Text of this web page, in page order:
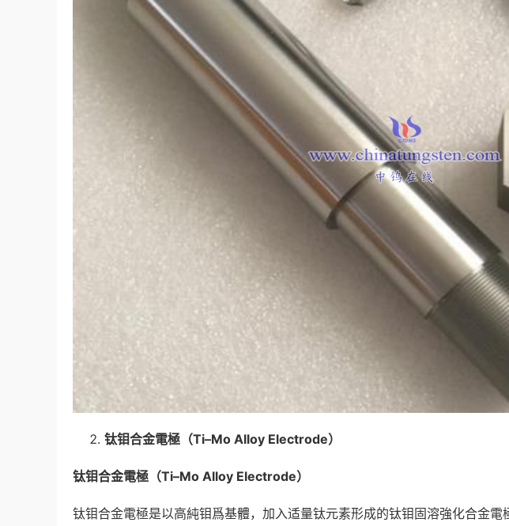
钛钼合金電極（Ti–Mo Alloy Electrode）
钛钼合金電極（Ti–Mo Alloy Electrode）
钛钼合金電極是以高純钼爲基體，加入适量钛元素形成的钛钼固溶強化合金